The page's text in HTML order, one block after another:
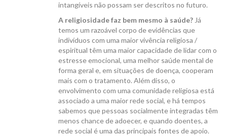
intangíveis não possam ser descritos no futuro.
A religiosidade faz bem mesmo à saúde? Já
temos um razoável corpo de evidências que
indivíduos com uma maior vivência religiosa /
espiritual têm uma maior capacidade de lidar com o
estresse emocional, uma melhor saúde mental de
forma geral e, em situações de doença, cooperam
mais com o tratamento. Além disso, o
envolvimento com uma comunidade religiosa está
associado a uma maior rede social, e há tempos
sabemos que pessoas socialmente integradas têm
menos chance de adoecer, e quando doentes, a
rede social é uma das principais fontes de apoio.